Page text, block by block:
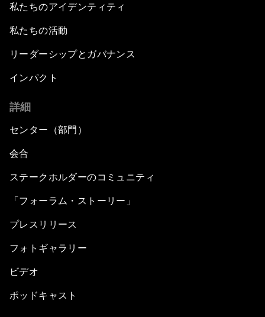
私たちのアイデンティティ
私たちの活動
リーダーシップとガバナンス
インパクト
詳細
センター（部門）
会合
ステークホルダーのコミュニティ
「フォーラム・ストーリー」
プレスリリース
フォトギャラリー
ビデオ
ポッドキャスト